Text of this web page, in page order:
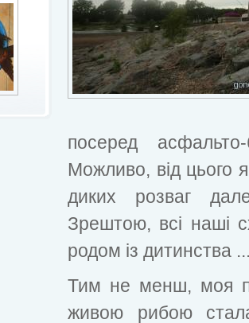
посеред
Можливо, від цього
диких розваг
Зрештою, всі наші
родом із дитинства
Тим не менш, моя
живою рибою